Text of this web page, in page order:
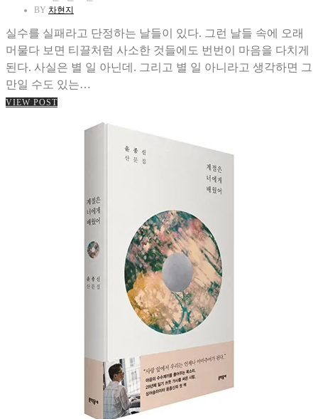
BY 차현지
실수를 실패라고 단정하는 날들이 있다. 그런 날들 속에 오래
머물다 보면 티끌처럼 사소한 것들에도 번번이 마음을 다치게
된다. 사실은 별 일 아닌데. 그리고 별 일 아니라고 생각하면 그
만일 수도 있는…
VIEW POST